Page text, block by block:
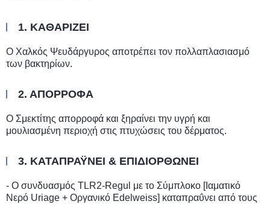
1. ΚΑΘΑΡΙΖΕΙ
Ο Χαλκός Ψευδάργυρος αποτρέπει τον πολλαπλασιασμό
των βακτηρίων.
2. ΑΠΟΡΡΟΦΑ
Ο Σμεκτίτης απορροφά και ξηραίνει την υγρή και
μουλιασμένη περιοχή στις πτυχώσεις του δέρματος.
3. ΚΑΤΑΠΡΑΫΝΕΙ & ΕΠΙΔΙΟΡΘΩΝΕΙ
- Ο συνδυασμός TLR2-Regul με το Σύμπλοκο [Ιαματικό
Νερό Uriage + Οργανικό Edelweiss] καταπραΰνει από τους